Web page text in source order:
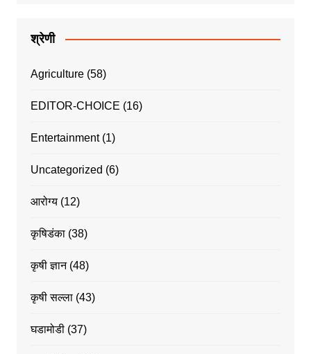
श्रेणी
Agriculture(58)
EDITOR-CHOICE (16)
Entertainment(1)
Uncategorized (6)
आरोग्य(12)
कृषिडंका(38)
कृषी ज्ञान(48)
कृषी सल्ला(43)
घडामोडी(37)